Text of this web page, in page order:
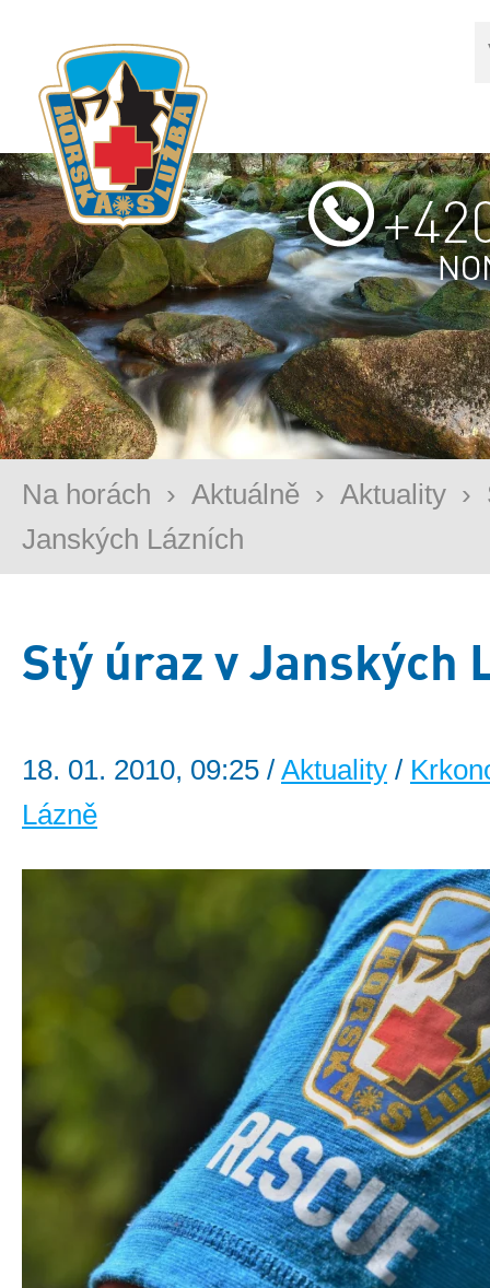
Na horách › Aktuálně › Aktuality ›
Janských Lázních
Stý úraz v Janských
18. 01. 2010, 09:25 / Aktuality /
Lázně